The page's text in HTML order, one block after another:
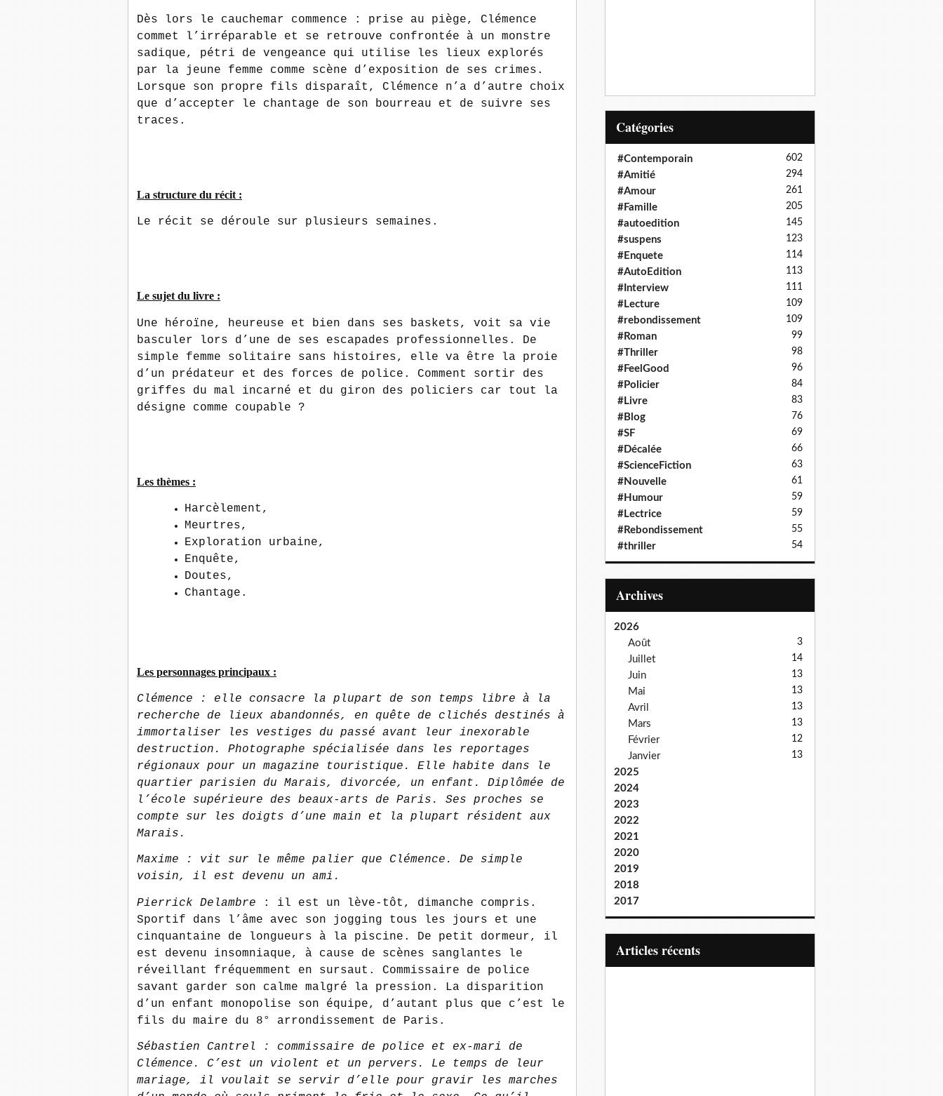
Dès lors le cauchemar commence : prise au piège, Clémence
commet l’irréparable et se retrouve confrontée à un monstre
sadique, pétri de vengeance qui utilise les lieux explorés
par la jeune femme comme scène d’exposition de ses crimes.
Lorsque son propre fils disparaît, Clémence n’a d’autre choix
que d’accepter le chantage de son bourreau et de suivre ses
traces.
La structure du récit :
Le récit se déroule sur plusieurs semaines.
Le sujet du livre :
Une héroïne, heureuse et bien dans ses baskets, voit sa vie
basculer lors d’une de ses escapades professionnelles. De
simple femme solitaire sans histoires, elle va être la proie
d’un prédateur et des forces de police. Comment sortir des
griffes du mal incarné et du giron des policiers car tout la
désigne comme coupable ?
Les thèmes :
Harcèlement,
Meurtres,
Exploration urbaine,
Enquête,
Doutes,
Chantage.
Les personnages principaux :
Clémence : elle consacre la plupart de son temps libre à la
recherche de lieux abandonnés, en quête de clichés destinés à
immortaliser les vestiges du passé avant leur inexorable
destruction. Photographe spécialisée dans les reportages
régionaux pour un magazine touristique. Elle habite dans le
quartier parisien du Marais, divorcée, un enfant. Diplômée de
l’école supérieure des beaux-arts de Paris. Ses proches se
compte sur les doigts d’une main et la plupart résident aux
Marais.
Maxime : vit sur le même palier que Clémence. De simple
voisin, il est devenu un ami.
Pierrick Delambre
: il est un lève-tôt, dimanche compris.
Sportif dans l’âme avec son jogging tous les jours et une
cinquantaine de longueurs à la piscine. De petit dormeur, il
est devenu insomniaque, à cause de scènes sanglantes le
réveillant fréquemment en sursaut. Commissaire de police
savant garder son calme malgré la pression. La disparition
d’un enfant monopolise son équipe, d’autant plus que c’est le
fils du maire du 8° arrondissement de Paris.
Sébastien Cantrel : commissaire de police et ex-mari de
Clémence. C’est un violent et un pervers. Le temps de leur
mariage, il voulait se servir d’elle pour gravir les marches
Catégories
#Contemporain 602
#Amitié 294
#Amour 261
#Famille 205
#autoedition 145
#suspens 123
#Enquete 114
#AutoEdition 113
#Interview 111
#Lecture 109
#rebondissement 109
#Roman 99
#Thriller 98
#FeelGood 96
#Policier 84
#Livre 83
#Blog 76
#SF 69
#Décalée 66
#ScienceFiction 63
#Nouvelle 61
#Humour 59
#Lectrice 59
#Rebondissement 55
#thriller 54
Archives
2026
Août
3
Juillet 14
Juin 13
Mai 13
Avril 13
Mars 13
Février 12
Janvier 13
2025
2024
2023
2022
2021
2020
2019
2018
2017
articles récents